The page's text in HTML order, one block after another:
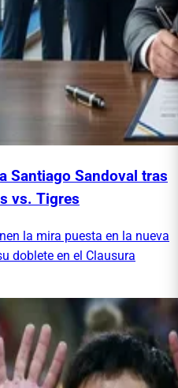
Santiago Sandoval tras
vs. Tigres
la mira puesta en la nueva
doblete en el Clausura